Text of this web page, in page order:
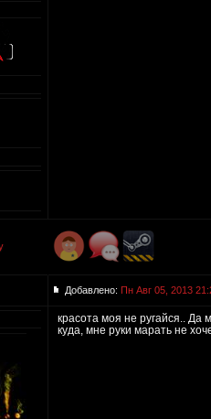
Добавлено: Пн Авг 05, 2013
красота моя не ругайся.. Да
куда, мне руки марать не